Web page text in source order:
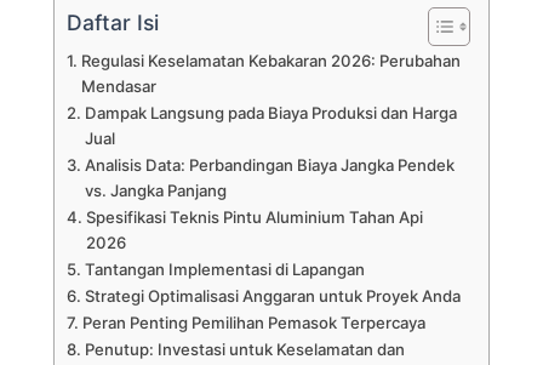
Daftar Isi
Regulasi Keselamatan Kebakaran 2026: Perubahan
Mendasar
Dampak Langsung pada Biaya Produksi dan Harga
Jual
Analisis Data: Perbandingan Biaya Jangka Pendek
vs. Jangka Panjang
Spesifikasi Teknis Pintu Aluminium Tahan Api
2026
Tantangan Implementasi di Lapangan
Strategi Optimalisasi Anggaran untuk Proyek Anda
Peran Penting Pemilihan Pemasok Terpercaya
Penutup: Investasi untuk Keselamatan dan